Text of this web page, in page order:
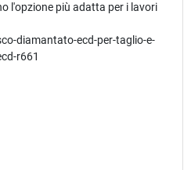
l'opzione più adatta per i lavori
diamantato-ecd-per-taglio-e-
r661